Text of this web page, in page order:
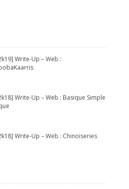
Write-Up – Web :
Write-Up – Web : Basique Simple
Write-Up – Web : Chinoiseries